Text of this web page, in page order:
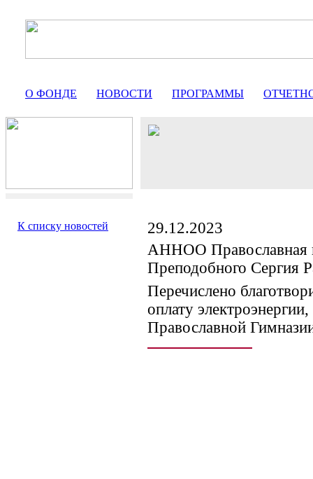
О ФОНДЕ НОВОСТИ ПРОГРАММЫ
К списку новостей
29.12.2023
АННОО Православная
Преподобного Сергия
Перечислено
оплату
Православной